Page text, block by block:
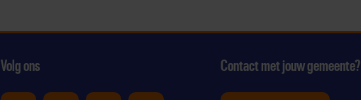
Volg ons Contact met jouw gemeente?